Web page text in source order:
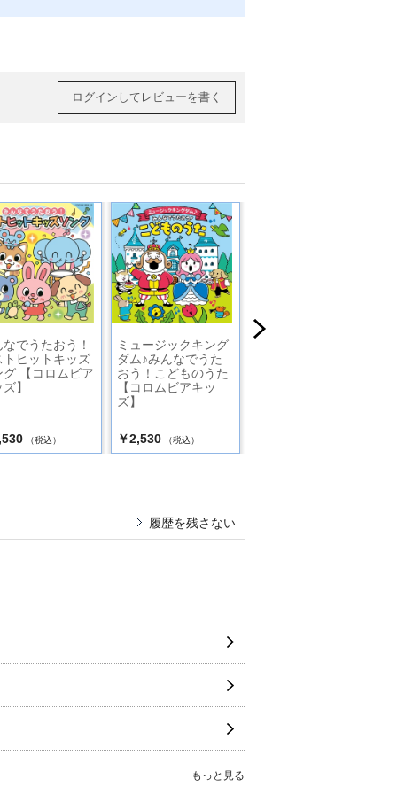
ログインしてレビューを書く
でうたおう！
トヒットキッズ
グ 【コロムビア
】
（税込）
ミュージックキング
ダム♪みんなでうた
おう！こどものうた
【コロムビアキッ
ズ】
￥2,530 （税込）
履歴を残さない
もっと見る